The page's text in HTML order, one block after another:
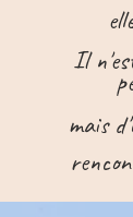
Il
mais